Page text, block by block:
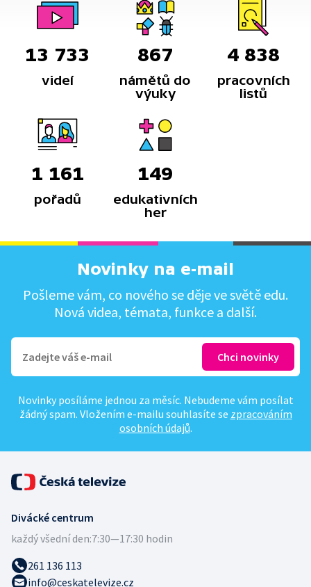
13 733
videí
867
námětů do
výuky
4 838
pracovních
listů
1 161
pořadů
149
edukativních
her
Novinky na e-mail
Pošleme vám, co nového se děje ve světě edu.
Nová videa, témata, funkce a další.
Novinky posíláme jednou za měsíc. Nebudeme vám posílat
žádný spam. Vložením e-mailu souhlasíte se zpracováním
osobních údajů.